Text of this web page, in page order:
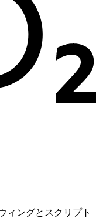
ィングとスクリプト